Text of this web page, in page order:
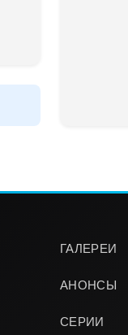
ГАЛЕРЕИ
АНОНСЫ
СЕРИИ